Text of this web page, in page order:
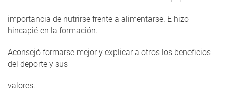
importancia de nutrirse frente a alimentarse. E hizo
hincapié en la formación.
Aconsejó formarse mejor y explicar a otros los beneficios
del deporte y sus
valores.